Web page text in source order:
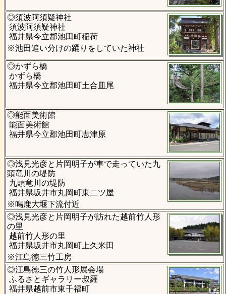
◎須波阿須疑神社
須波阿須疑神社
福井県今立郡池田町稲荷
※池田追い分けの踊りをしていた神社
◎かずら橋
かずら橋
福井県今立郡池田町土合皿尾
◎能面美術館
能面美術館
福井県今立郡池田町志津原
◎浅見光彦と片岡明子が車で走っていた九
頭竜川の堤防
九頭竜川の堤防
福井県坂井市丸岡町東二ツ屋
※鳴鹿大堰下流付近
◎浅見光彦と片岡明子が訪れた越前竹人形
の里
越前竹人形の里
福井県坂井市丸岡町上久米田
※江島徳三竹工房
◎江島徳三の竹人形展会場
ふるさとギャラリー叔羅
福井県越前市東千福町